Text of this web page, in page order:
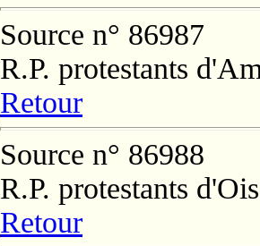
Source n° 86987
R.P. protestants
Retour
Source n° 86988
R.P. protestants
Retour